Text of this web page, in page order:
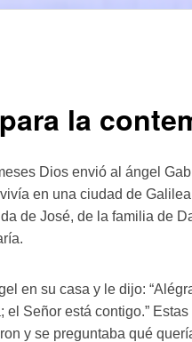
la
Dios envió al ángel
en una ciudad de
de José, de la familia de
en su casa y le dijo:
el Señor está contigo.”
y se preguntaba qué